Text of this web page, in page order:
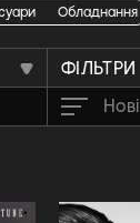
Обладнання
music
ФІЛЬТРИ
Нові